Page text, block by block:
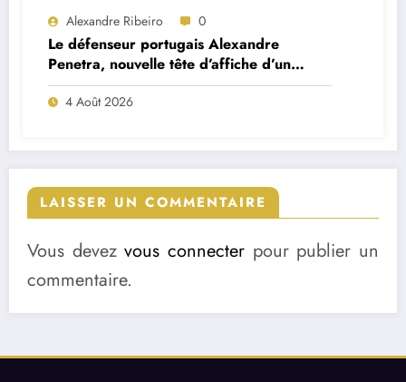
Alexandre Ribeiro 0
Le défenseur portugais Alexandre
Penetra, nouvelle tête d’affiche d’un
projet très ambitieux
4 Août 2026
LAISSER UN COMMENTAIRE
Vous devezvous connecter pour publier un
commentaire.